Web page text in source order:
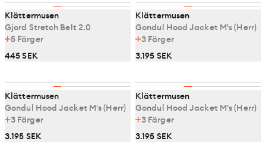
Klättermusen
Gjord Stretch Belt 2.0
5 Färger
445 SEK
Klättermusen
Gondul Hood Jacket M's (Herr)
3 Färger
3.195 SEK
Klättermusen
Gondul Hood Jacket M's (Herr)
3 Färger
3.195 SEK
Klättermusen
Gondul Hood Jacket M's (Herr)
3 Färger
3.195 SEK